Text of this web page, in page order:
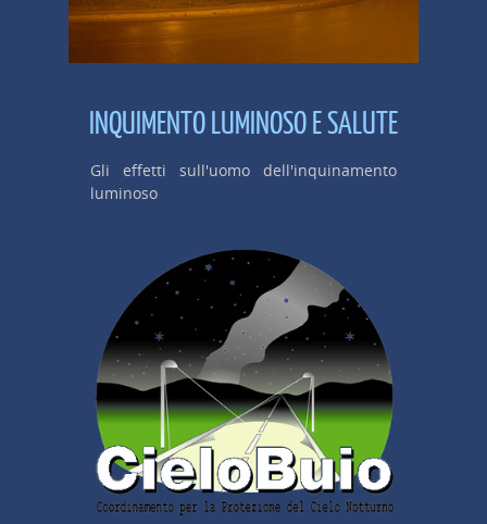
INQUIMENTO LUMINOSO E SALUTE
Gli effetti sull'uomo dell'inquinamento
luminoso